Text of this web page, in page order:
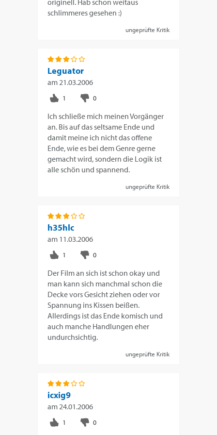
originell. Hab schon weitaus
schlimmeres gesehen :)
ungeprüfte Kritik
Leguator
am21.03.2006
Ich schließe mich meinen Vorgänger
an. Bis auf das seltsame Ende und
damit meine ich nicht das offene
Ende, wie es bei dem Genre gerne
gemacht wird, sondern die Logik ist
alle schön und spannend.
ungeprüfte Kritik
h35hlc
am 11.03.2006
Der Film an sich ist schon okay und
man kann sich manchmal schon die
Decke vors Gesicht ziehen oder vor
Spannung ins Kissen beißen.
Allerdings ist das Ende komisch und
auch manche Handlungen eher
undurchsichtig.
ungeprüfte Kritik
icxig9
am24.01.2006